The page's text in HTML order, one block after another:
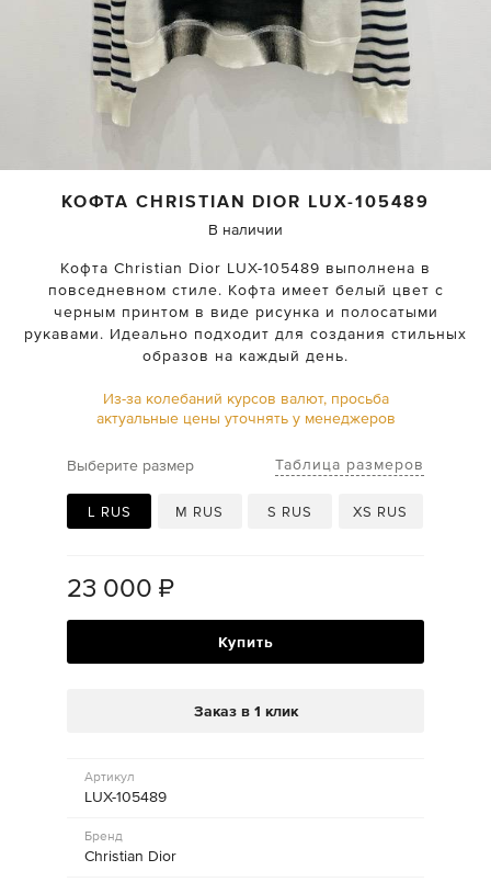
КОФТАCHRISTIAN DIOR LUX-105489
В наличии
Кофта Christian Dior LUX-105489 выполнена в
повседневном стиле. Кофта имеет белый цвет с
черным принтом в виде рисунка и полосатыми
рукавами. Идеально подходит для создания стильных
образов на каждый день.
Из-за колебаний курсов валют, просьба
актуальные цены уточнять у менеджеров
Выберите размер Таблица размеров
L RUS M RUS S RUS XS RUS
23 000 ₽
Купить
Заказ в 1 клик
Артикул
LUX-105489
Бренд
Christian Dior